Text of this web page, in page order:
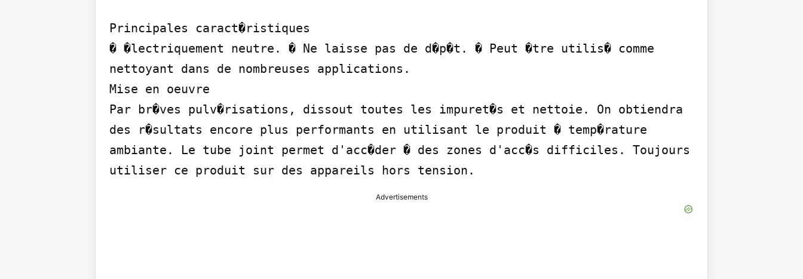
Principales caract�ristiques
� �lectriquement neutre. � Ne laisse pas de d�p�t. � Peut �tre utilis� comme
nettoyant dans de nombreuses applications.
Mise en oeuvre
Par br�ves pulv�risations, dissout toutes les impuret�s et nettoie. On obtiendra
des r�sultats encore plus performants en utilisant le produit � temp�rature
ambiante. Le tube joint permet d'acc�der � des zones d'acc�s difficiles. Toujours
utiliser ce produit sur des appareils hors tension.
Advertisements